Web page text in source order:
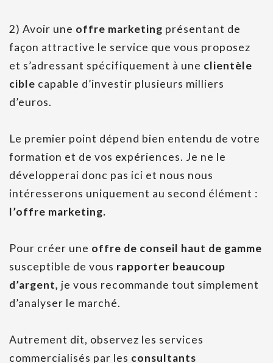
2) Avoir une offre marketing présentant de
façon attractive le service que vous proposez
et s’adressant spécifiquement à une clientèle
cible capable d’investir plusieurs milliers
d’euros.
Le premier point dépend bien entendu de votre
formation et de vos expériences. Je ne le
développerai donc pas ici et nous nous
intéresserons uniquement au second élément :
l’offre marketing.
Pour créer une offre de conseil haut de gamme
susceptible de vous rapporter beaucoup
d’argent, je vous recommande tout simplement
d’analyser le marché.
Autrement dit, observez les services
commercialisés par les consultants